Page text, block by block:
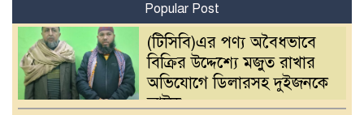
Popular Post
(টিসিবি)এর পণ্য অবৈধভাবে
বিক্রির উদ্দেশ্যে মজুত রাখার
অভিযোগে ডিলারসহ দুইজনকে
আটক